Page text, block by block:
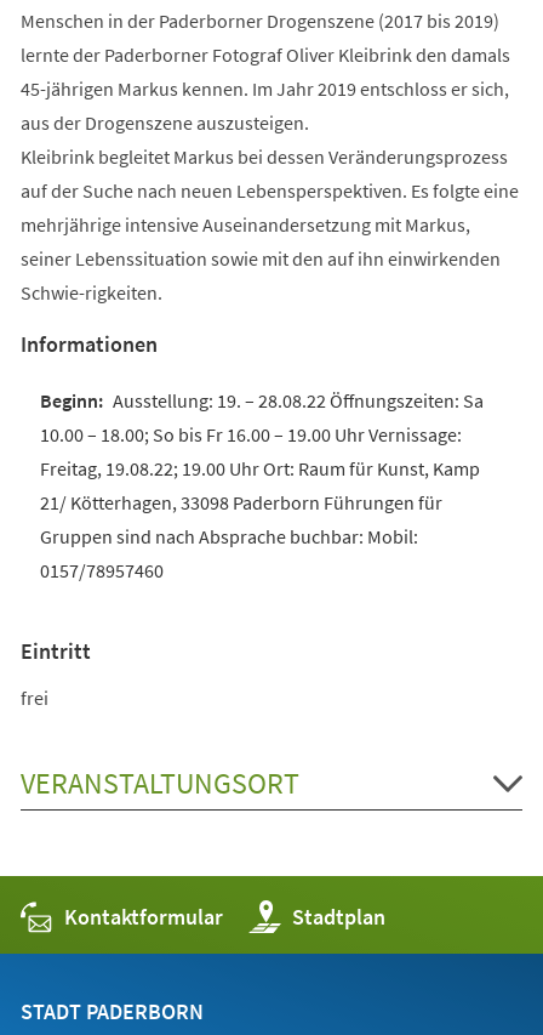
Menschen in der Paderborner Drogenszene (2017 bis 2019)
lernte der Paderborner Fotograf Oliver Kleibrink den damals
45-jährigen Markus kennen. Im Jahr 2019 entschloss er sich,
aus der Drogenszene auszusteigen.
Kleibrink begleitet Markus bei dessen Veränderungsprozess
auf der Suche nach neuen Lebensperspektiven. Es folgte eine
mehrjährige intensive Auseinandersetzung mit Markus,
seiner Lebenssituation sowie mit den auf ihn einwirkenden
Schwie-rigkeiten.
Informationen
Ausstellung: 19. – 28.08.22 Öffnungszeiten: Sa
10.00 – 18.00; So bis Fr 16.00 – 19.00 Uhr Vernissage:
Freitag, 19.08.22; 19.00 Uhr Ort: Raum für Kunst, Kamp
21/ Kötterhagen, 33098 Paderborn Führungen für
Gruppen sind nach Absprache buchbar: Mobil:
0157/78957460
Eintritt
frei
VERANSTALTUNGSORT
Kontaktformular Stadtplan
(Öffnet
in
einem
STADT PADERBORN